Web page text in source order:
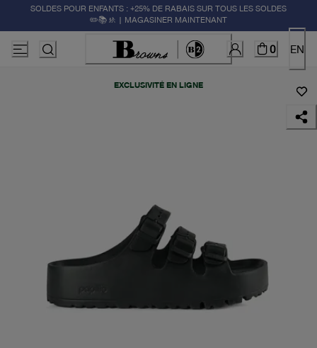
SOLDES POUR ENFANTS : +25% DE RABAIS SUR TOUS LES SOLDES
✏️📚🚸 | MAGASINER MAINTENANT
0 EN
EXCLUSIVITÉ EN LIGNE